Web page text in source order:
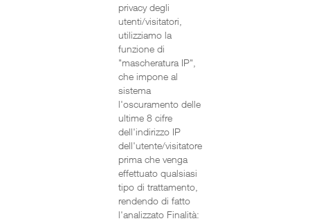
privacy degli
utenti/visitatori,
utilizziamo la
funzione di
"mascheratura IP",
che impone al
sistema
l'oscuramento delle
ultime 8 cifre
dell'indirizzo IP
dell'utente/visitatore
prima che venga
effettuato qualsiasi
tipo di trattamento,
rendendo di fatto
l'analizzato Finalità: